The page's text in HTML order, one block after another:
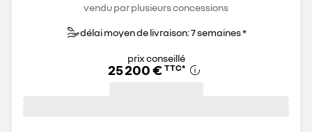
vendu par plusieurs concessions
délai moyen de livraison: 7 semaines *
prix conseillé
25 200 € TTC*